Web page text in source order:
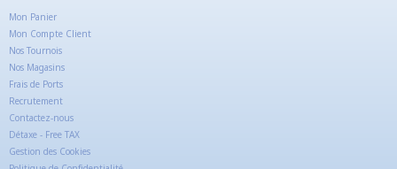
Mon Panier
Mon Compte Client
Nos Tournois
Nos Magasins
Frais de Ports
Recrutement
Contactez-nous
Détaxe - Free TAX
Gestion des Cookies